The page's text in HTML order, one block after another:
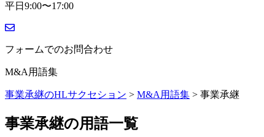
平日9:00〜17:00
フォームでのお問合わせ
M&A用語集
事業承継のHLサクセション > M&A用語集 > 事業承継
事業承継の用語一覧